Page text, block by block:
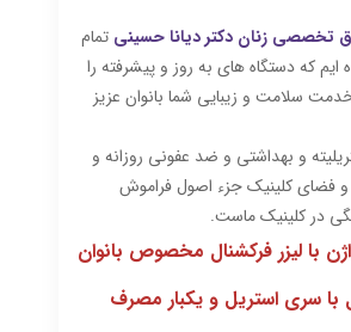
تخصصی زنان دکتر دیانا حسینی تمام
که دستگاه های به روز و پیشرفته را
سلامت و زیبایی شما بانوان عزیز
و بهداشتی و ضد عفونی روزانه و
و فضای کلینیک جزء اصول فراموش
در کلینیک ماست.
با لیزر فرکشنال مخصوص بانوان
با سری استریل و یکبار مصرف